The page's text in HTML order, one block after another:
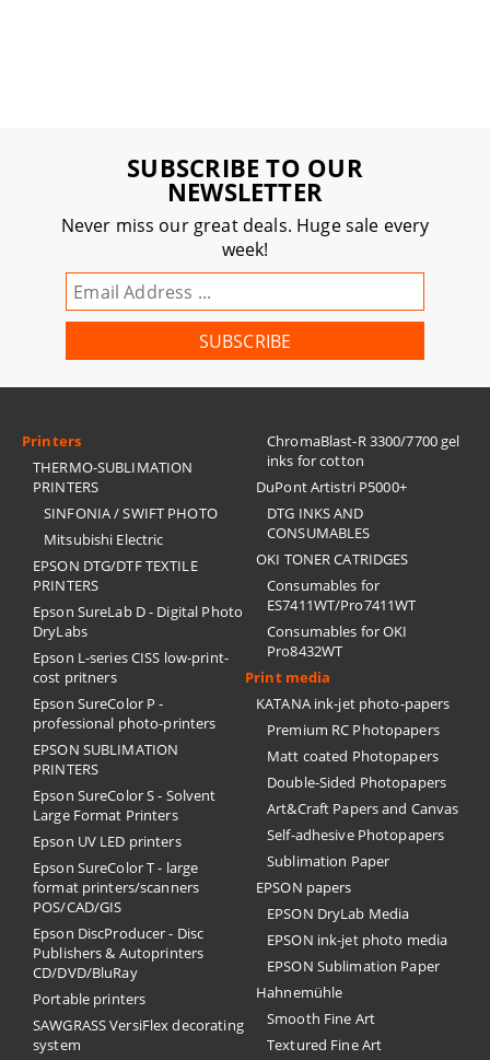
SUBSCRIBE TO OUR
NEWSLETTER
Never miss our great deals. Huge sale every
week!
Printers
THERMO-SUBLIMATION
PRINTERS
SINFONIA / SWIFT PHOTO
Mitsubishi Electric
EPSON DTG/DTF TEXTILE
PRINTERS
Epson SureLab D - Digital Photo
DryLabs
Epson L-series CISS low-print-
cost pritners
Epson SureColor P -
professional photo-printers
EPSON SUBLIMATION
PRINTERS
Epson SureColor S - Solvent
Large Format Printers
Epson UV LED printers
Epson SureColor T - large
format printers/scanners
POS/CAD/GIS
Epson DiscProducer - Disc
Publishers & Autoprinters
CD/DVD/BluRay
Portable printers
SAWGRASS VersiFlex decorating
system
ChromaBlast-R 3300/7700 gel
inks for cotton
DuPont Artistri P5000+
DTG INKS AND
CONSUMABLES
OKI TONER CATRIDGES
Consumables for
ES7411WT/Pro7411WT
Consumables for OKI
Pro8432WT
Print media
KATANA ink-jet photo-papers
Premium RC Photopapers
Matt coated Photopapers
Double-Sided Photopapers
Art&Craft Papers and Canvas
Self-adhesive Photopapers
Sublimation Paper
EPSON papers
EPSON DryLab Media
EPSON ink-jet photo media
EPSON Sublimation Paper
Hahnemühle
Smooth Fine Art
Textured Fine Art